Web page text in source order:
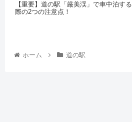
【重要】道の駅「厳美渓」で車中泊する
際の2つの注意点！
ホーム 道の駅